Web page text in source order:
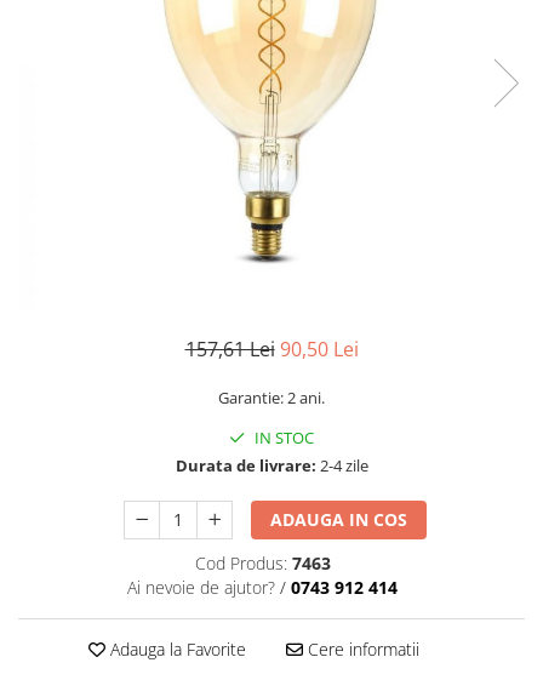
157,61 Lei 90,50 Lei
Garantie: 2 ani.
IN STOC
Durata de livrare: 2-4 zile
ADAUGA IN COS
Cod Produs: 7463
Ai nevoie de ajutor? / 0743 912 414
Adauga la Favorite Cere informatii